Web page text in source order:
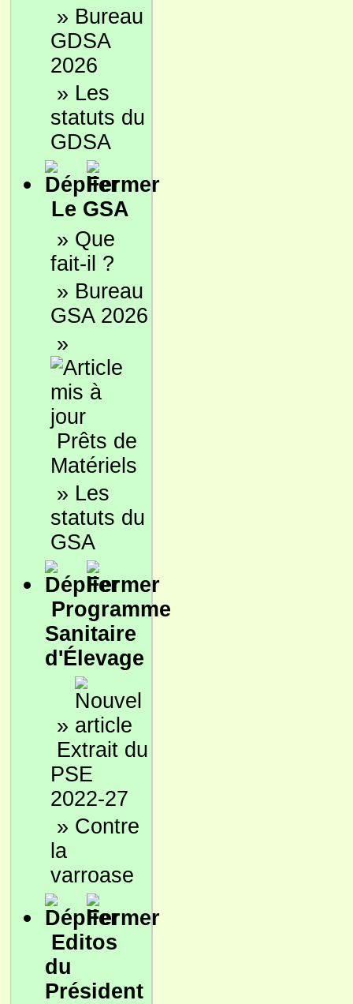
» Bureau
GDSA
2026
» Les
statuts du
GDSA
Le GSA
» Que
fait-il ?
» Bureau
GSA 2026
»
Prêts de
Matériels
» Les
statuts du
GSA
Programme
Sanitaire
d'Élevage
»
Extrait du
PSE
2022-27
» Contre
la
varroase
Editos
du
Président